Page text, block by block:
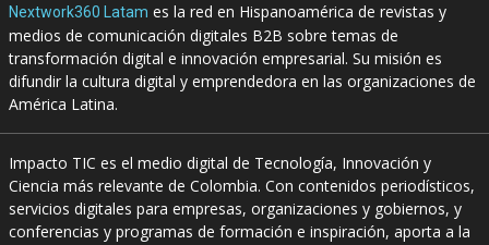
Nextwork360 Latam es la red en Hispanoamérica de revistas y
medios de comunicación digitales B2B sobre temas de
transformación digital e innovación empresarial. Su misión es
difundir la cultura digital y emprendedora en las organizaciones de
América Latina.
Impacto TIC es el medio digital de Tecnología, Innovación y
Ciencia más relevante de Colombia. Con contenidos periodísticos,
servicios digitales para empresas, organizaciones y gobiernos, y
conferencias y programas de formación e inspiración, aporta a la